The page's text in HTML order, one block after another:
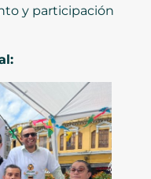
y participación